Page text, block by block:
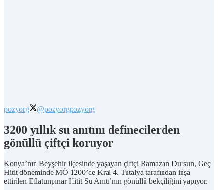
pozyorg @pozyorgpozyorg
3200 yıllık su anıtını definecilerden
gönüllü çiftçi koruyor
Konya’nın Beyşehir ilçesinde yaşayan çiftçi Ramazan Dursun, Geç
Hitit döneminde MÖ 1200’de Kral 4. Tutalya tarafından inşa
ettirilen Eflatunpınar Hitit Su Anıtı’nın gönüllü bekçiliğini yapıyor.